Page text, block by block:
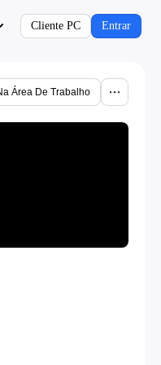
Cliente PC Entrar
Área De Trabalho